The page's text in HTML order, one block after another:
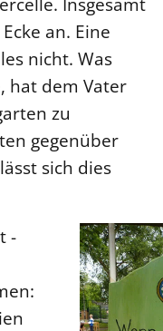
an. Eine
nicht. Was
hat dem Vater
zu
gegenüber
sich dies
-